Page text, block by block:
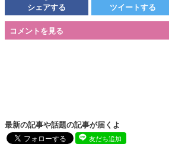
シェアする ツイートする
コメントを見る
最新の記事や話題の記事が届くよ
友だち追加